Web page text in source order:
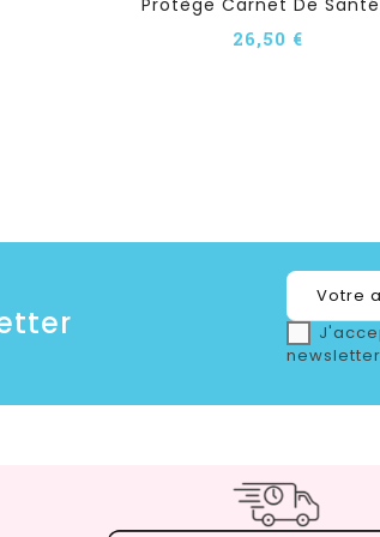
Protège Carnet De
26,50 €